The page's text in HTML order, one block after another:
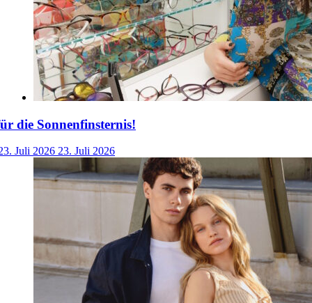
die Sonnenfinsternis!
Juli 2026 23. Juli 2026